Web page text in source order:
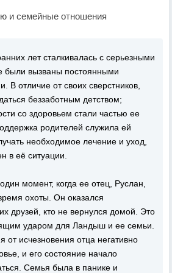
и семейные отношения
лет сталкивалась с серьезными
были вызваны постоянными
В отличие от своих сверстников,
беззаботным детством;
со здоровьем стали частью ее
родителей служила ей
необходимое лечение и уход,
в её ситуации.
момент, когда ее отец, Руслан,
охоты. Он оказался
друзей, кто не вернулся домой. Это
ударом для Ландыш и ее семьи.
от исчезновения отца негативно
и его состояние начало
Семья была в панике и